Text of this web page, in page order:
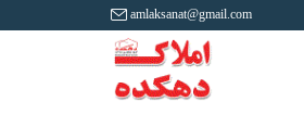
amlaksanat@gmail.com